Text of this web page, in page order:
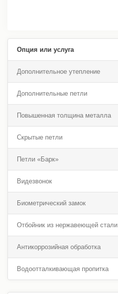
Опция или услуга
Дополнительное утепление
Дополнительные петли
Повышенная толщина металла
Скрытые петли
Петли «Барк»
Видезвонок
Биометрический замок
Отбойник из нержавеющей стали
Антикоррозийная обработка
Водоотталкивающая пропитка